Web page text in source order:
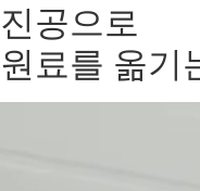
진공으로
원료를 옮기